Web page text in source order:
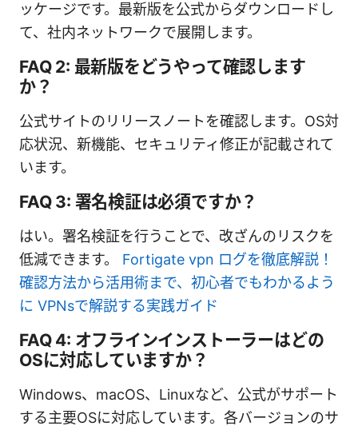
ッケージです。最新版を公式からダウンロードし
て、社内ネットワークで展開します。
FAQ 2: 最新版をどうやって確認します
か？
公式サイトのリリースノートを確認します。OS対
応状況、新機能、セキュリティ修正が記載されて
います。
FAQ 3: 署名検証は必須ですか？
はい。署名検証を行うことで、改ざんのリスクを
低減できます。 Fortigate vpn ログを徹底解説！
確認方法から活用術まで、初心者でもわかるよう
に VPNsで解説する実践ガイド
FAQ 4: オフラインインストーラーはどの
OSに対応していますか？
Windows、macOS、Linuxなど、公式がサポート
する主要OSに対応しています。各バージョンのサ